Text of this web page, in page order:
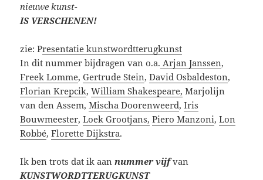
nieuwe kunst-
IS VERSCHENEN!
zie: Presentatie kunstwordtterugkunst
In dit nummer bijdragen van o.a. Arjan Janssen,
Freek Lomme,Gertrude Stein,David Osbaldeston,
Florian Krepcik,William Shakespeare, Marjolijn
van den Assem,Mischa Doorenweerd,Iris
Bouwmeester,Loek Grootjans, Piero Manzoni,Lon
Robbé,Florette Dijkstra.
Ik ben trots dat ik aannummer vijfvan
KUNSTWORDTTERUGKUNST